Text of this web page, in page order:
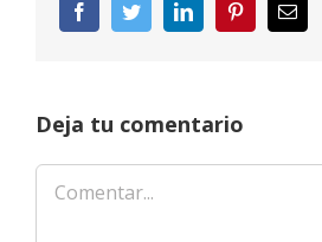
FacebookTwitterLinkedInPinterest
Deja tu comentario
Comentar